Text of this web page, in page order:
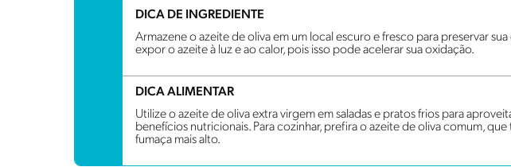
DICA DE INGREDIENTE
Armazene o azeite de oliva em um local escuro e fresco para preservar sua
expor o azeite à luz e ao calor, pois isso pode acelerar sua oxidação.
DICA ALIMENTAR
Utilize o azeite de oliva extra virgem em saladas e pratos frios para
benefícios nutricionais. Para cozinhar, prefira o azeite de oliva comum,
fumaça mais alto.